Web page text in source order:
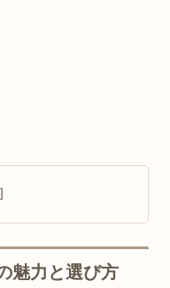
魅力と選び方